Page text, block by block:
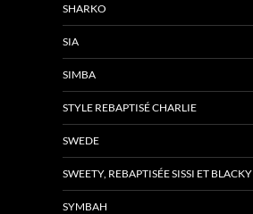
SHARKO
SIA
SIMBA
STYLE REBAPTISÉ CHARLIE
SWEDE
SWEETY, REBAPTISÉE SISSI ET BLACKY
SYMBAH